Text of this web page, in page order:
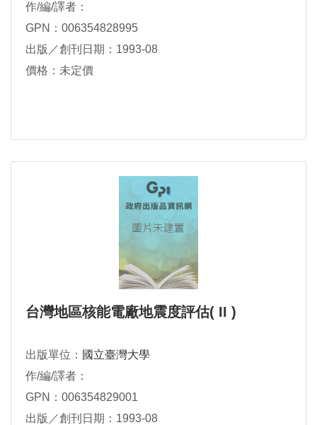
作/編/譯者：
GPN：006354828995
出版／創刊日期：1993-08
價格：未定價
台灣地區核能電廠地震度評估( II )
出版單位： 國立臺灣大學
作/編/譯者：
GPN：006354829001
出版／創刊日期：1993-08